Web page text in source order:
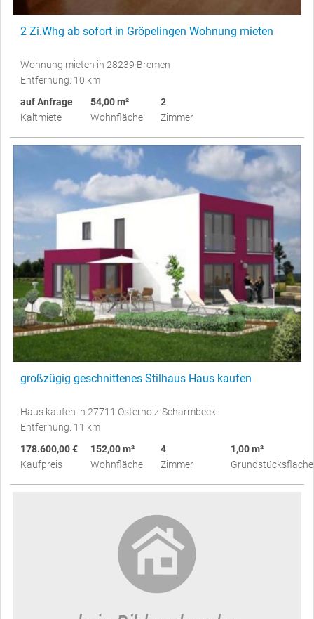
2 Zi.Whg ab sofort in Gröpelingen Wohnung mieten
Wohnung mieten in 28239 Bremen
Entfernung: 10 km
auf Anfrage
Kaltmiete
54,00 m²
Wohnfläche
2
Zimmer
großzügig geschnittenes Stilhaus Haus kaufen
Haus kaufen in 27711 Osterholz-Scharmbeck
Entfernung: 11 km
178.600,00 €
Kaufpreis
152,00 m²
Wohnfläche
4
Zimmer
1,00 m²
Grundstücksfläche